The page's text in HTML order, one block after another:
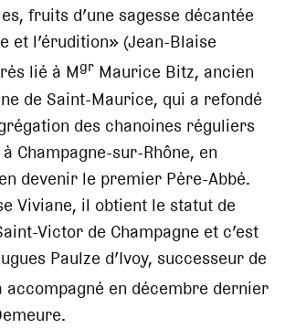
fruits d’une sagesse décantée
et l’érudition» (Jean-Blaise
lié à Mgr Maurice Bitz, ancien
de Saint-Maurice, qui a refondé
des chanoines réguliers
Champagne-sur-Rhône, en
devenir le premier Père-Abbé.
Viviane, il obtient le statut de
Victor de Champagne et c’est
Paulze d’Ivoy, successeur de
accompagné en décembre dernier